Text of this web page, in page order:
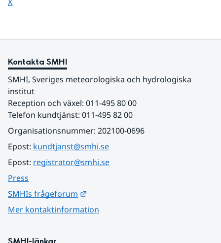
Kontakta SMHI
SMHI, Sveriges meteorologiska och hydrologiska
institut
Reception och växel: 011-495 80 00
Telefon kundtjänst: 011-495 82 00
Organisationsnummer: 202100-0696
Epost: kundtjanst@smhi.se
Epost: registrator@smhi.se
Press
SMHIs frågeforum
Mer kontaktinformation